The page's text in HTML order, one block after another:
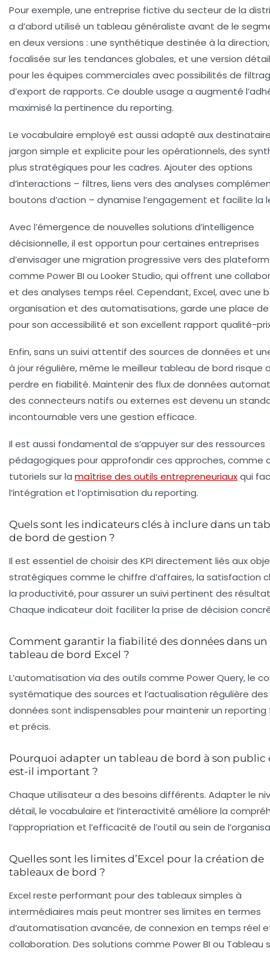
Pour exemple, une entreprise fictive du secteur de la
a d’abord utilisé un tableau généraliste avant de le
en deux versions : une synthétique destinée à la direction,
focalisée sur les tendances globales, et une version
pour les équipes commerciales avec possibilités de
d’export de rapports. Ce double usage a augmenté
maximisé la pertinence du reporting.
Le vocabulaire employé est aussi adapté aux
jargon simple et explicite pour les opérationnels, des
plus stratégiques pour les cadres. Ajouter des options
d’interactions – filtres, liens vers des analyses
boutons d’action – dynamise l’engagement et facilite la
Avec l’émergence de nouvelles solutions d’intelligence
décisionnelle, il est opportun pour certaines entreprises
d’envisager une migration progressive vers des
comme Power BI ou Looker Studio, qui offrent une
et des analyses temps réel. Cependant, Excel, avec une
organisation et des automatisations, garde une place de
pour son accessibilité et son excellent rapport qualité-
Enfin, sans un suivi attentif des sources de données et
à jour régulière, même le meilleur tableau de bord risque
perdre en fiabilité. Maintenir des flux de données
des connecteurs natifs ou externes est devenu un
incontournable vers une gestion efficace.
Il est aussi fondamental de s’appuyer sur des ressources
pédagogiques pour approfondir ces approches, comme
tutoriels sur la maîtrise des outils entrepreneuriauxqui
l’intégration et l’optimisation du reporting.
Quels sont les indicateurs clés à inclure dans un
de bord de gestion ?
Il est essentiel de choisir des KPI directement liés aux
stratégiques comme le chiffre d’affaires, la satisfaction
la productivité, pour assurer un suivi pertinent des
Chaque indicateur doit faciliter la prise de décision
Comment garantir la fiabilité des données dans un
tableau de bord Excel ?
L’automatisation via des outils comme Power Query, le
systématique des sources et l’actualisation régulière des
données sont indispensables pour maintenir un reporting
et précis.
Pourquoi adapter un tableau de bord à son public
est-il important ?
Chaque utilisateur a des besoins différents. Adapter le
détail, le vocabulaire et l’interactivité améliore la
l’appropriation et l’efficacité de l’outil au sein de
Quelles sont les limites d’Excel pour la création de
tableaux de bord ?
Excel reste performant pour des tableaux simples à
intermédiaires mais peut montrer ses limites en termes
d’automatisation avancée, de connexion en temps réel
collaboration. Des solutions comme Power BI ou Tableau